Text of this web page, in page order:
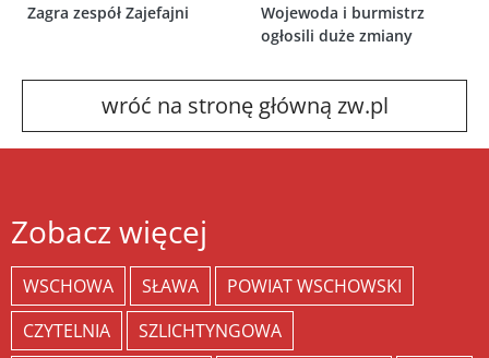
Zagra zespół Zajefajni
Wojewoda i burmistrz
ogłosili duże zmiany
wróć na stronę główną zw.pl
Zobacz więcej
WSCHOWA SŁAWA
POWIAT WSCHOWSKI
CZYTELNIA
SZLICHTYNGOWA